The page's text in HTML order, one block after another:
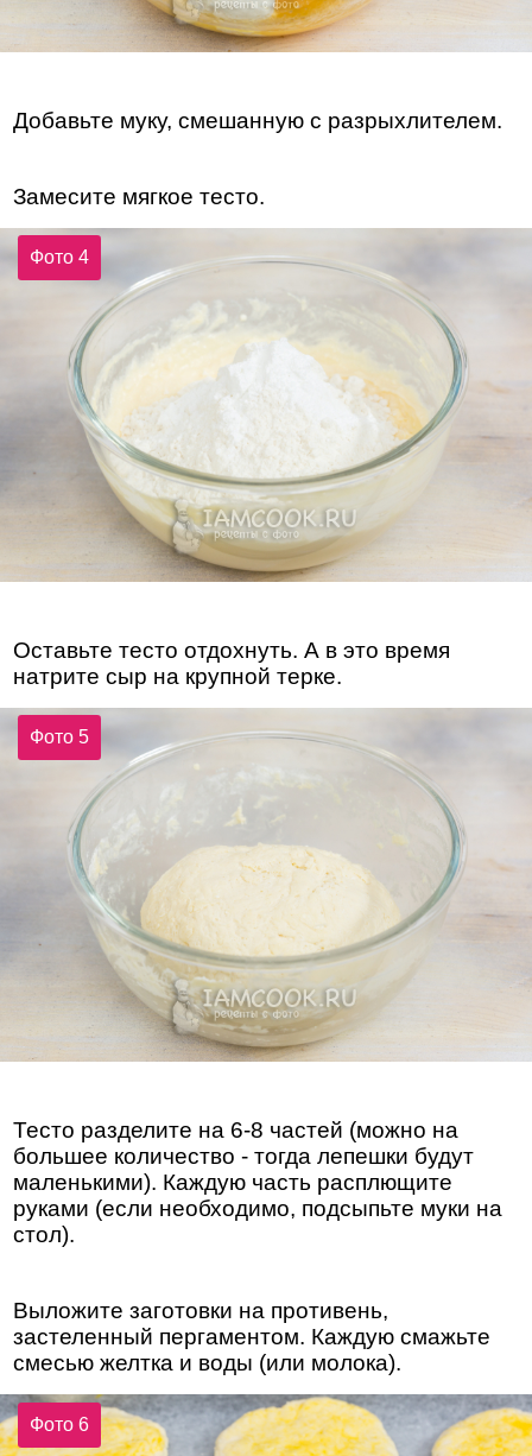
Добавьте муку, смешанную с разрыхлителем.
Замесите мягкое тесто.
Фото 4
Оставьте тесто отдохнуть. А в это время
натрите сыр на крупной терке.
Фото 5
Тесто разделите на 6-8 частей (можно на
большее количество - тогда лепешки будут
маленькими). Каждую часть расплющите
руками (если необходимо, подсыпьте муки на
стол).
Выложите заготовки на противень,
застеленный пергаментом. Каждую смажьте
смесью желтка и воды (или молока).
Фото 6